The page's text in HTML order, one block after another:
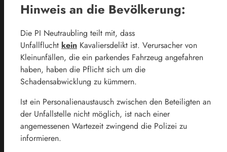
Hinweis an die Bevölkerung:
Die PI Neutraubling teilt mit, dass
Unfallflucht kein Kavaliersdelikt ist. Verursacher von
Kleinunfällen, die ein parkendes Fahrzeug angefahren
haben, haben die Pflicht sich um die
Schadensabwicklung zu kümmern.
Ist ein Personalienaustausch zwischen den Beteiligten an
der Unfallstelle nicht möglich, ist nach einer
angemessenen Wartezeit zwingend die Polizei zu
informieren.